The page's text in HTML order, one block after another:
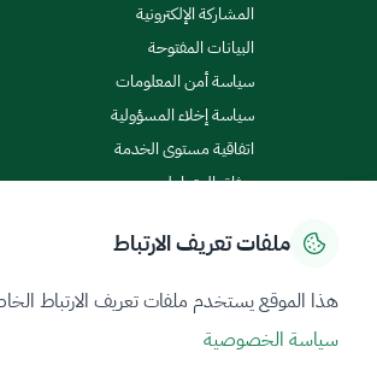
المشاركة الإلكترونية
البيانات المفتوحة
سياسة أمن المعلومات
سياسة إخلاء المسؤولية
اتفاقية مستوى الخدمة
ميثاق المتعاملين
جميع الحقوق محفوظة 2026 © ZATCA.GOV.SA
ملفات تعريف الارتباط
هذا الموقع يستخدم ملفات تعريف الارتباط
سياسة الخصوصية